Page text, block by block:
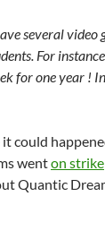
several video
For
for one year !
it could
wenton strike
Quantic